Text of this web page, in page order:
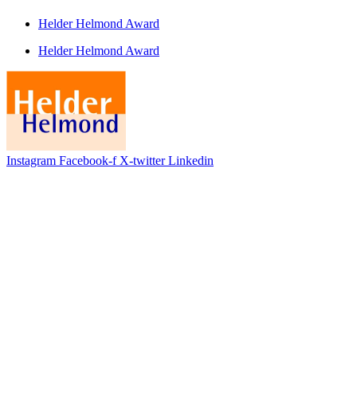
Helder Helmond Award
Helder Helmond Award
Instagram Facebook-f X-twitter Linkedin